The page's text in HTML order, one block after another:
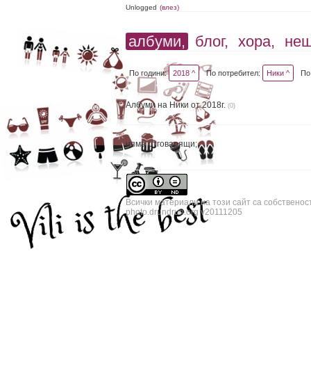
Unlogged (влез)
албуми, блог, хора,
По години: 2018 ^ По потребител: Ники ^
Албуми на Ники от 2018г. (0)
няма отговарящи;
Всички материали на този сайт са
photo.drundrun.org v20111205